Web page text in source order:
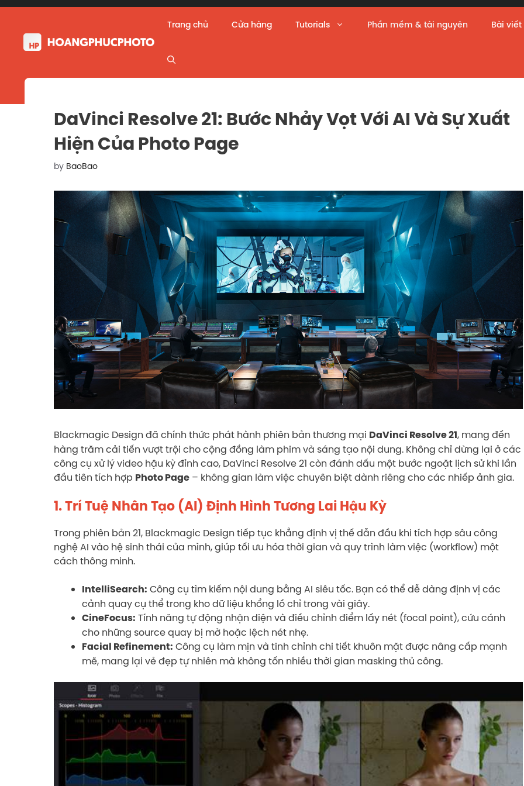
Skip
content
Trang chủ Cửa hàng Tutorials Phần mềm & tài nguyên Bài viết
DaVinci Resolve 21: Bước Nhảy Vọt Với AI Và Sự Xuất
Hiện Của Photo Page
by BaoBao
Blackmagic Design đã chính thức phát hành phiên bản thương mại DaVinci Resolve 21, mang đến
hàng trăm cải tiến vượt trội cho cộng đồng làm phim và sáng tạo nội dung. Không chỉ dừng lại ở các
công cụ xử lý video hậu kỳ đỉnh cao, DaVinci Resolve 21 còn đánh dấu một bước ngoặt lịch sử khi lần
đầu tiên tích hợp Photo Page – không gian làm việc chuyên biệt dành riêng cho các nhiếp ảnh gia.
1. Trí Tuệ Nhân Tạo (AI) Định Hình Tương Lai Hậu Kỳ
Trong phiên bản 21, Blackmagic Design tiếp tục khẳng định vị thế dẫn đầu khi tích hợp sâu công
nghệ AI vào hệ sinh thái của mình, giúp tối ưu hóa thời gian và quy trình làm việc (workflow) một
cách thông minh.
IntelliSearch: Công cụ tìm kiếm nội dung bằng AI siêu tốc. Bạn có thể dễ dàng định vị các
cảnh quay cụ thể trong kho dữ liệu khổng lồ chỉ trong vài giây.
CineFocus: Tính năng tự động nhận diện và điều chỉnh điểm lấy nét (focal point), cứu cánh
cho những source quay bị mờ hoặc lệch nét nhẹ.
Facial Refinement: Công cụ làm mịn và tinh chỉnh chi tiết khuôn mặt được nâng cấp mạnh
mẽ, mang lại vẻ đẹp tự nhiên mà không tốn nhiều thời gian masking thủ công.